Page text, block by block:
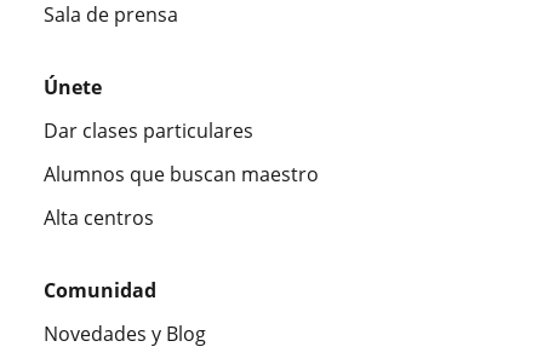
Sala de prensa
Únete
Dar clases particulares
Alumnos que buscan maestro
Alta centros
Comunidad
Novedades y Blog